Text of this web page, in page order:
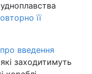
її
введення
заходитимуть